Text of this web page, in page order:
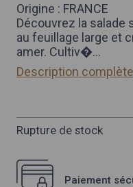
Origine : FRANCE
Découvrez la salade
au feuillage large et
amer. Cultiv�...
Description complète
Rupture de stock
Paiement